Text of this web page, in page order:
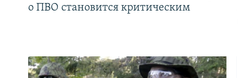
о ПВО становится критическим